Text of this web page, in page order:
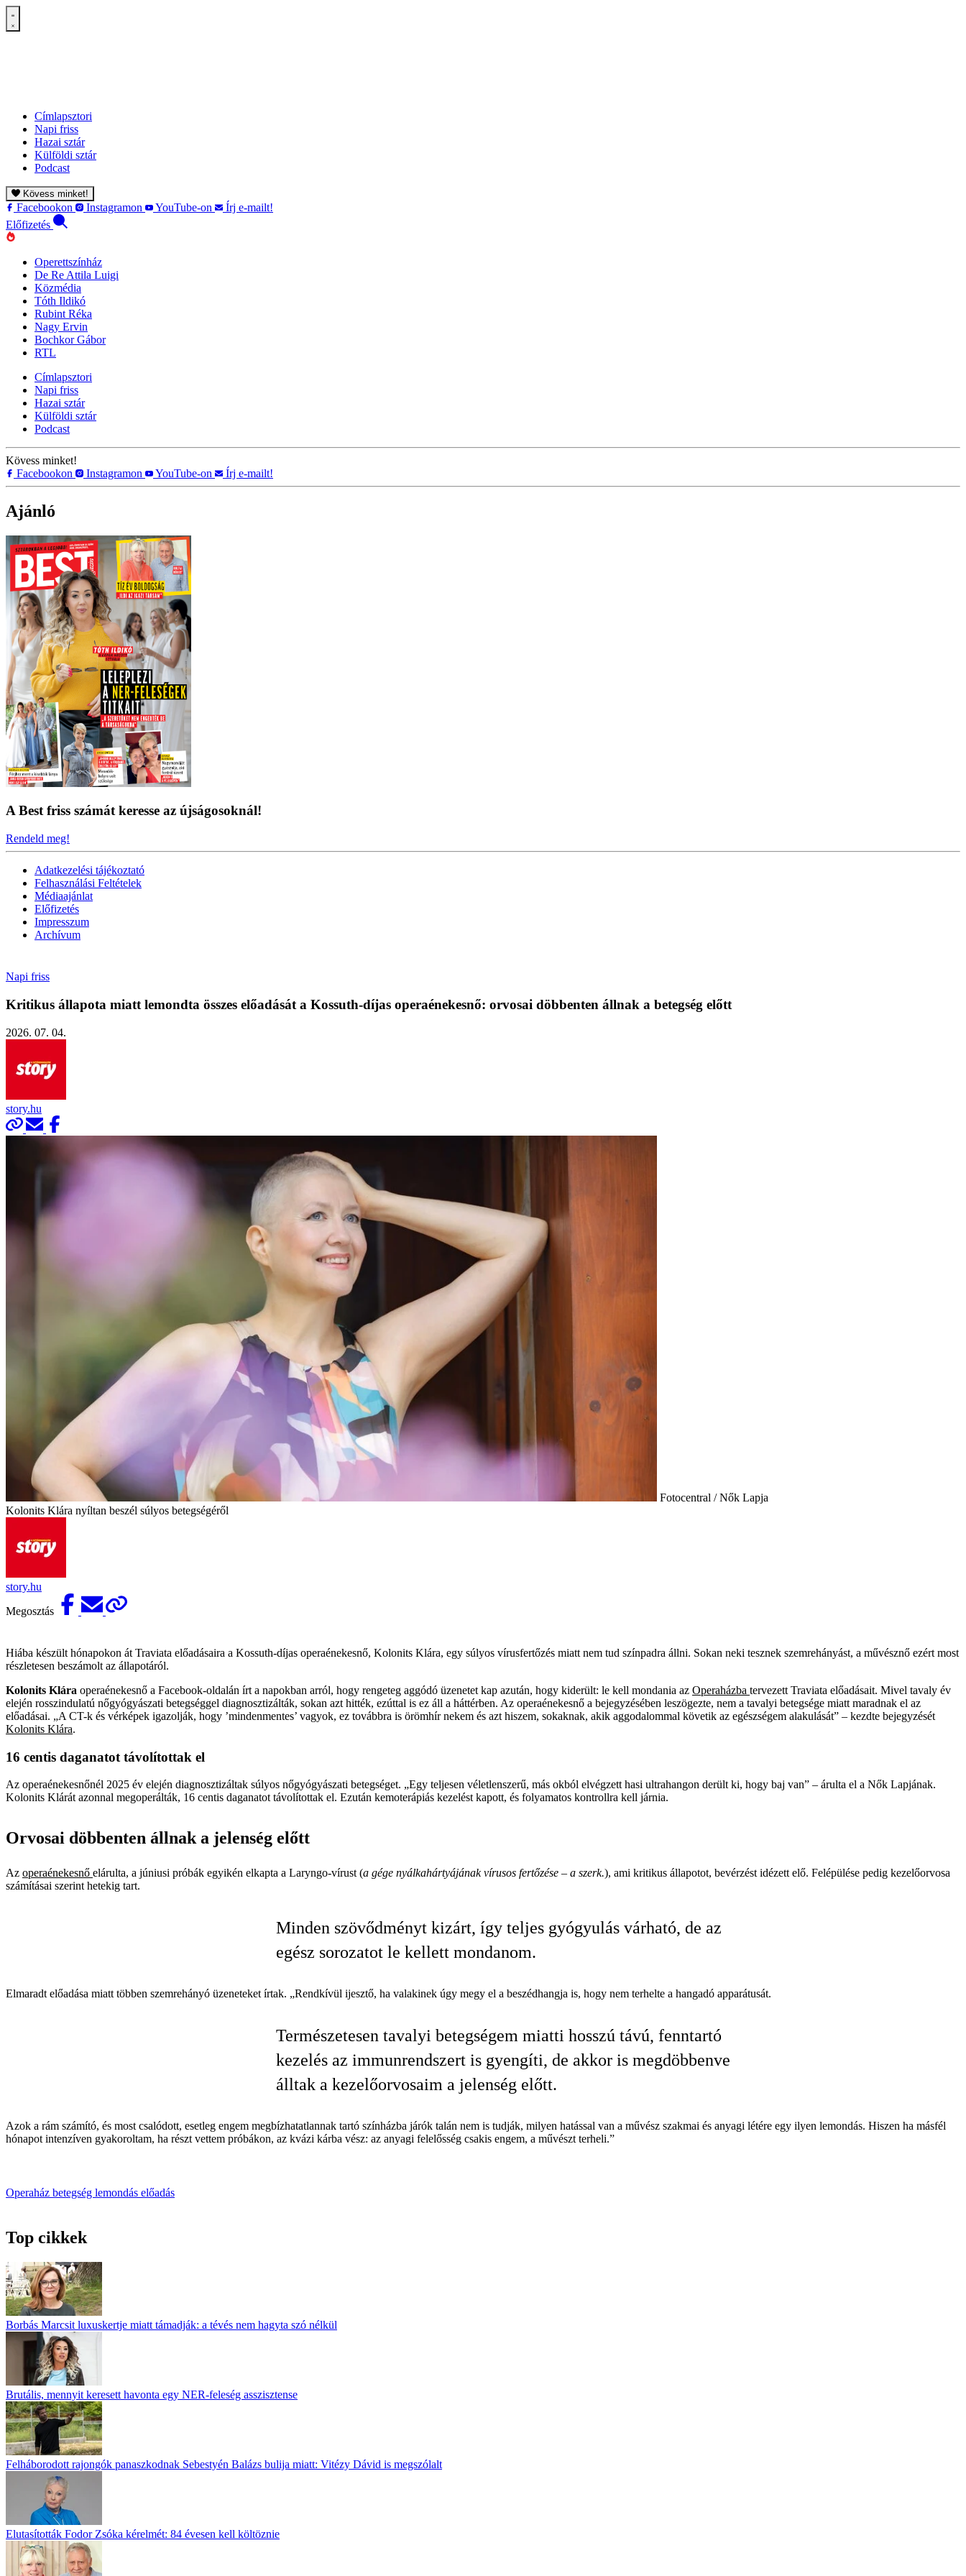
Címlapsztori
Napi friss
Hazai sztár
Külföldi sztár
Podcast
Kövess minket!
Facebookon Instagramon YouTube-on
Írj e-mailt!
Előfizetés
Operettszínház
De Re Attila Luigi
Közmédia
Tóth Ildikó
Rubint Réka
Nagy Ervin
Bochkor Gábor
RTL
Címlapsztori
Napi friss
Hazai sztár
Külföldi sztár
Podcast
Kövess minket!
Facebookon
Instagramon YouTube-on Írj e-mailt!
Ajánló
A Best friss számát keresse az újságosoknál!
Rendeld meg!
Adatkezelési tájékoztató
Felhasználási Feltételek
Médiaajánlat
Előfizetés
Impresszum
Archívum
Napi friss
Kritikus állapota miatt lemondta összes előadását a Kossuth-díjas operaénekesnő: orvosai döbbenten állnak a betegség előtt
2026. 07. 04.
story.hu
Fotocentral / Nők Lapja
Kolonits Klára nyíltan beszél súlyos betegségéről
story.hu
Megosztás
Hiába készült hónapokon át Traviata előadásaira a Kossuth-díjas operaénekesnő, Kolonits Klára, egy súlyos vírusfertőzés miatt nem tud színpadra állni. Sokan neki tesznek szemrehányást, a művésznő ezért most
részletesen beszámolt az állapotáról.
Kolonits Klára operaénekesnő a Facebook-oldalán írt a napokban arról, hogy rengeteg aggódó üzenetet kap azután, hogy kiderült: le kell mondania az Operaházba tervezett Traviata előadásait. Mivel tavaly év
elején rosszindulatú nőgyógyászati betegséggel diagnosztizálták, sokan azt hitték, ezúttal is ez áll a háttérben. Az operaénekesnő a bejegyzésében leszögezte, nem a tavalyi betegsége miatt maradnak el az
előadásai. „A CT-k és vérképek igazolják, hogy ’mindenmentes’ vagyok, ez továbbra is örömhír nekem és azt hiszem, sokaknak, akik aggodalommal követik az egészségem alakulását” – kezdte bejegyzését
Kolonits Klára.
16 centis daganatot távolítottak el
Az operaénekesnőnél 2025 év elején diagnosztizáltak súlyos nőgyógyászati betegséget. „Egy teljesen véletlenszerű, más okból elvégzett hasi ultrahangon derült ki, hogy baj van” – árulta el a Nők Lapjának.
Kolonits Klárát azonnal megoperálták, 16 centis daganatot távolítottak el. Ezután kemoterápiás kezelést kapott, és folyamatos kontrollra kell járnia.
Orvosai döbbenten állnak a jelenség előtt
Az operaénekesnő elárulta, a júniusi próbák egyikén elkapta a Laryngo-vírust (a gége nyálkahártyájának vírusos fertőzése – a szerk.), ami kritikus állapotot, bevérzést idézett elő. Felépülése pedig kezelőorvosa
számításai szerint hetekig tart.
Minden szövődményt kizárt, így teljes gyógyulás várható, de az
egész sorozatot le kellett mondanom.
Elmaradt előadása miatt többen szemrehányó üzeneteket írtak. „Rendkívül ijesztő, ha valakinek úgy megy el a beszédhangja is, hogy nem terhelte a hangadó apparátusát.
Természetesen tavalyi betegségem miatti hosszú távú, fenntartó
kezelés az immunrendszert is gyengíti, de akkor is megdöbbenve
álltak a kezelőorvosaim a jelenség előtt.
Azok a rám számító, és most csalódott, esetleg engem megbízhatatlannak tartó színházba járók talán nem is tudják, milyen hatással van a művész szakmai és anyagi létére egy ilyen lemondás. Hiszen ha másfél
hónapot intenzíven gyakoroltam, ha részt vettem próbákon, az kvázi kárba vész: az anyagi felelősség csakis engem, a művészt terheli.”
Operaház betegség lemondás előadás
Top cikkek
Borbás Marcsit luxuskertje miatt támadják: a tévés nem hagyta szó nélkül
Brutális, mennyit keresett havonta egy NER-feleség asszisztense
Felháborodott rajongók panaszkodnak Sebestyén Balázs bulija miatt: Vitézy Dávid is megszólalt
Elutasították Fodor Zsóka kérelmét: 84 évesen kell költöznie